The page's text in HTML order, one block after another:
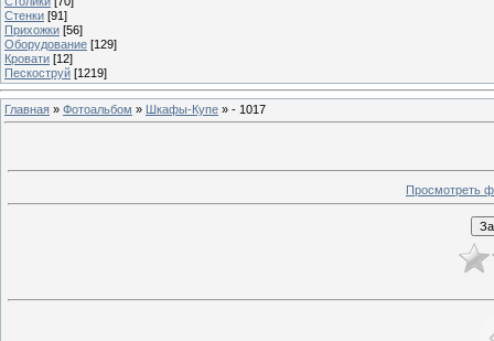
Стенки [91]
Прихожки [56]
Оборудование [129]
Кровати [12]
Пескоструй [1219]
Главная » Фотоальбом » Шкафы-Купе » - 1017
Просмотреть